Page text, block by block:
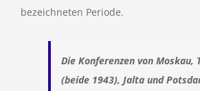
bezeichneten Periode.
Die Konferenzen von Moskau,
(beide 1943), Jalta und